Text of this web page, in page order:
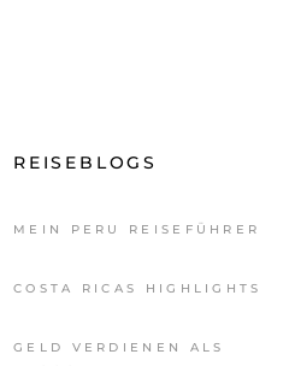
REISEBLOGS
MEIN PERU REISEFÜHRER
COSTA RICAS HIGHLIGHTS
GELD VERDIENEN ALS